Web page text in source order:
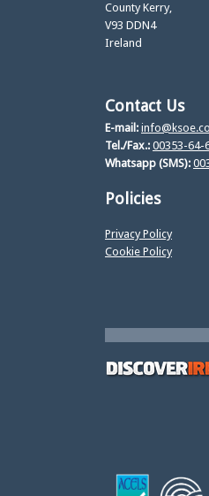
County Kerry,
V93 DDN4
Ireland
Contact Us
E-mail:
Tel./Fax.: 00353-64-
Whatsapp (SMS):
Policies
Privacy Policy
Cookie Policy